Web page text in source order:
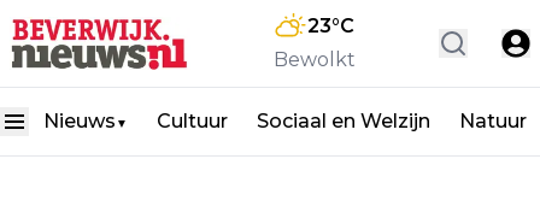
23°C
Bewolkt
Nieuws ▼ Cultuur Sociaal en Welzijn Natuur